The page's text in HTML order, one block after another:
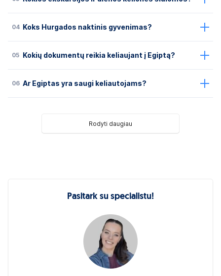
04 Koks Hurgados naktinis gyvenimas?
05 Kokių dokumentų reikia keliaujant į Egiptą?
06 Ar Egiptas yra saugi keliautojams?
Rodyti daugiau
Pasitark su specialistu!